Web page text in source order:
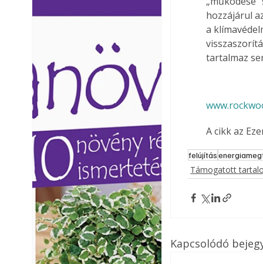
Ezermester
Laptapir kényelmes
hozzájárul
a
tartalmaz
A cikk az
felújítás
Támogatott
Kapcsolódó